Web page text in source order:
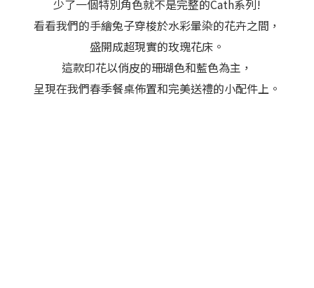
少了一個特別角色就不是完整的Cath系列!
看看我們的手繪兔子穿梭於水彩暈染的花卉之間，
盛開成超現實的玫瑰花床。
這款印花以俏皮的珊瑚色和藍色為主，
呈現在我們春季餐桌佈置和完美送禮的小配件上。